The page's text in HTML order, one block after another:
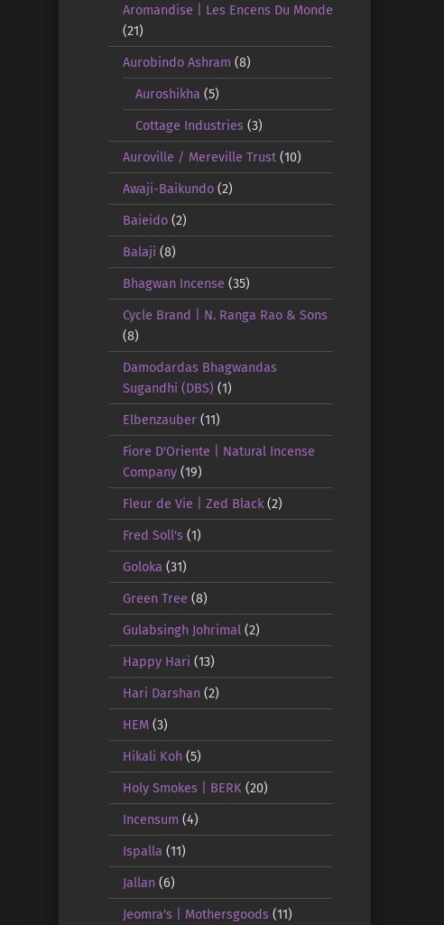
Aromandise | Les Encens Du Monde
(21)
Aurobindo Ashram (8)
Auroshikha (5)
Cottage Industries (3)
Auroville / Mereville Trust(10)
Awaji-Baikundo(2)
Baieido(2)
Balaji (8)
Bhagwan Incense (35)
Cycle Brand | N. Ranga Rao & Sons
(8)
Damodardas Bhagwandas
Sugandhi (DBS) (1)
Elbenzauber(11)
Fiore D'Oriente | Natural Incense
Company(19)
Fleur de Vie | Zed Black(2)
Fred Soll's(1)
Goloka (31)
Green Tree (8)
Gulabsingh Johrimal (2)
Happy Hari (13)
Hari Darshan(2)
HEM(3)
Hikali Koh(5)
Holy Smokes | BERK (20)
Incensum (4)
Ispalla (11)
Jallan(6)
Jeomra's | Mothersgoods(11)